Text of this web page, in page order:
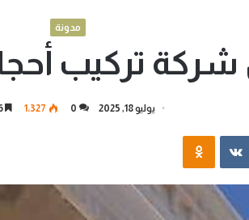
مدونة
تركيب
يوليو 18, 2025 0 1٬327 6 دقائق
‏VKontakte